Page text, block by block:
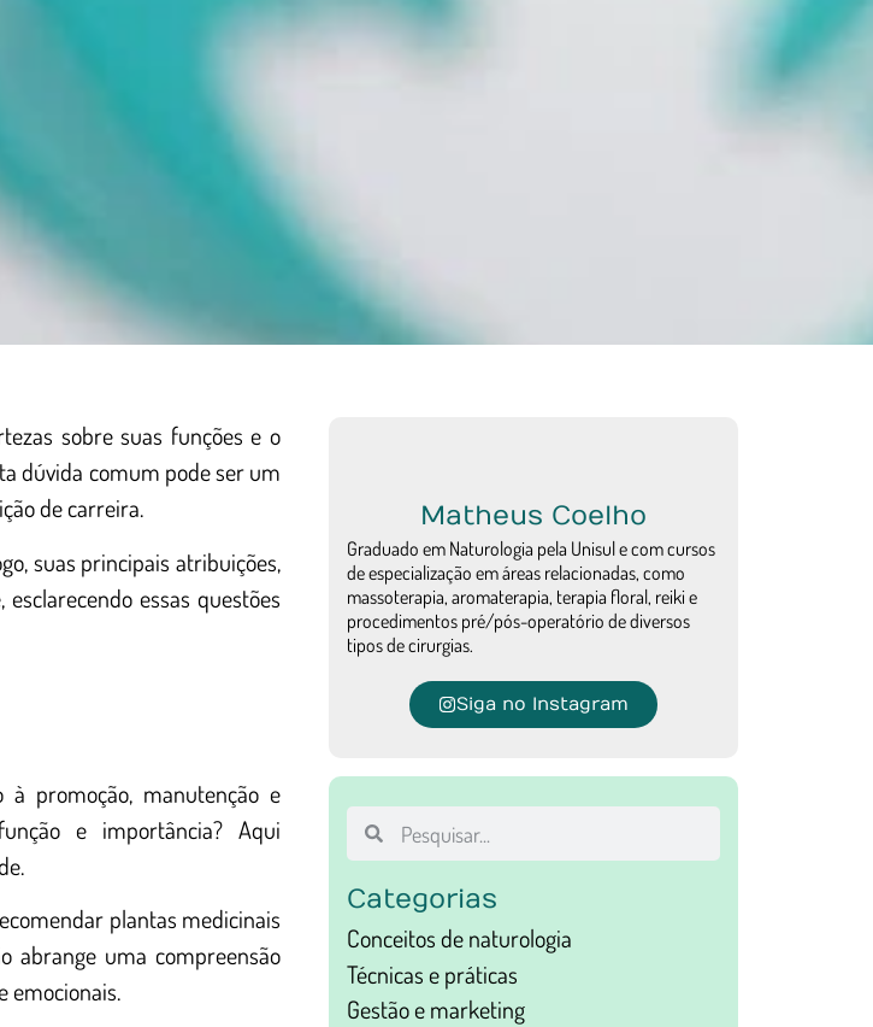
sobre suas funções e o
dúvida comum pode ser um
de carreira.
suas principais atribuições,
essas questões
promoção, manutenção e
e importância? Aqui
plantas medicinais
abrange uma compreensão
emocionais.
Matheus Coelho
Graduado em Naturologia pela Unisul e com cursos
de especialização em áreas relacionadas, como
massoterapia, aromaterapia, terapia floral, reiki e
procedimentos pré/pós-operatório de diversos
tipos de cirurgias.
Siga no Instagram
Categorias
Conceitos de naturologia
Técnicas e práticas
Gestão e marketing